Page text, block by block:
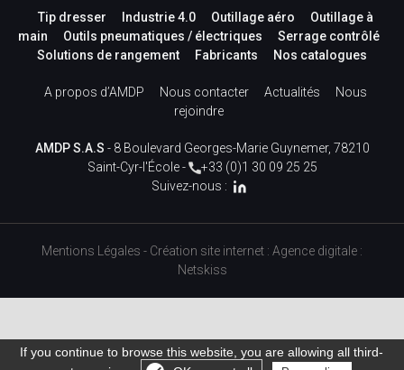
Tip dresser Industrie 4.0 Outillage aéro
Outillage à
main
Outils pneumatiques / électriques
Serrage contrôlé
Solutions de rangement
Fabricants Nos catalogues
A propos d’AMDP Nous contacter Actualités
Nous
rejoindre
AMDP S.A.S - 8 Boulevard Georges-Marie Guynemer, 78210
Saint-Cyr-l'École -
+33 (0)1 30 09 25 25
Suivez-nous :
Mentions Légales - Création site internet : Agence digitale :
Netskiss
If you continue to browse this website, you are allowing all third-